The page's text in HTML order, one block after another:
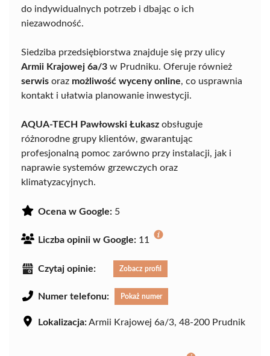
do indywidualnych potrzeb i dbając o ich
niezawodność.
Siedziba przedsiębiorstwa znajduje się przy ulicy
Armii Krajowej 6a/3 w Prudniku. Oferuje również
serwis oraz możliwość wyceny online, co usprawnia
kontakt i ułatwia planowanie inwestycji.
AQUA-TECH Pawłowski Łukasz obsługuje
różnorodne grupy klientów, gwarantując
profesjonalną pomoc zarówno przy instalacji, jak i
naprawie systemów grzewczych oraz
klimatyzacyjnych.
Ocena w Google: 5
Liczba opinii w Google: 11
Czytaj opinie: Zobacz profil
Numer telefonu: Pokaż numer
Lokalizacja:Armii Krajowej 6a/3, 48-200 Prudnik